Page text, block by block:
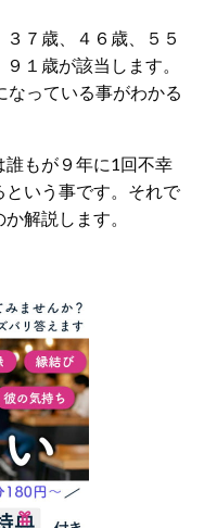
７歳、４６歳、５５
１歳が該当します。
なっている事がわかる
もが９年に1回不幸
いう事です。それで
解説します。